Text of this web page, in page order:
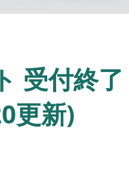
受付終
更新)